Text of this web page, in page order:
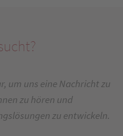
um uns eine Nachricht zu
zu hören und
zu entwickeln.